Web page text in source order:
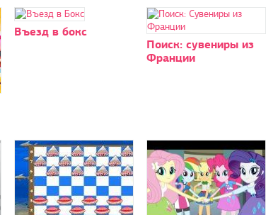
Въезд в бокс
Поиск: сувениры из
Франции